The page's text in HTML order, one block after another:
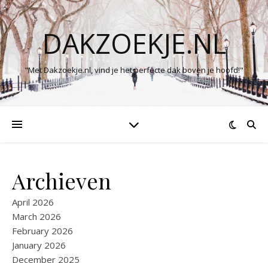
DAKZOEKJE.NL
"Met Dakzoekje.nl, vind je het perfecte dak boven je hoofd!"
Archieven
April 2026
March 2026
February 2026
January 2026
December 2025